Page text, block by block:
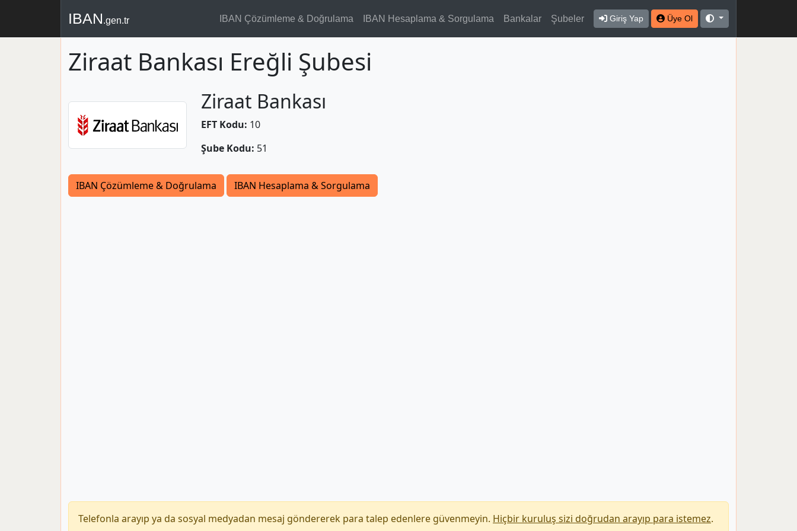
IBAN.gen.tr IBAN Çözümleme & Doğrulama IBAN Hesaplama & Sorgulama Bankalar Şubeler Giriş Yap Üye Ol
Ziraat Bankası Ereğli Şubesi
Ziraat Bankası
EFT Kodu: 10
Şube Kodu: 51
IBAN Çözümleme & Doğrulama IBAN Hesaplama & Sorgulama
Telefonla arayıp ya da sosyal medyadan mesaj göndererek para talep edenlere güvenmeyin. Hiçbir kuruluş sizi doğrudan arayıp para istemez.